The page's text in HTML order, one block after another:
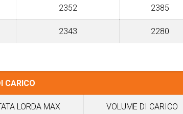
2352 2385
2343 2280
CARICO
LORDA MAX VOLUME DI CARICO